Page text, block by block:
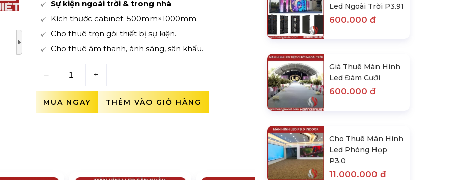
Sự kiện ngoài trời & trong nhà
Kích thước cabinet: 500mm×1000mm.
Cho thuê trọn gói thiết bị sự kiện.
Cho thuê âm thanh, ánh sáng, sân khấu.
– +
MUA NGAY THÊM VÀO GIỎ HÀNG
Led Ngoài Trời P3.91
600.000 đ
Giá Thuê Màn Hình
Led Đám Cưới
600.000 đ
Cho Thuê Màn Hình
Led Phòng Họp
P3.0
11.000.000 đ